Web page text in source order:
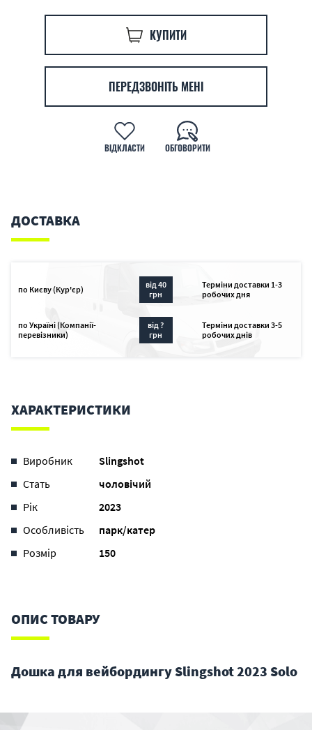
КУПИТИ
ПЕРЕДЗВОНІТЬ МЕНІ
ВІДКЛАСТИ ОБГОВОРИТИ
ДОСТАВКА
по Києву (Кур'єр)
від 40
грн
Терміни доставки 1-3
робочих дня
по Україні (Компанії-
перевізники)
від ?
грн
Терміни доставки 3-5
робочих днів
ХАРАКТЕРИСТИКИ
Виробник
Slingshot
Стать
чоловічий
Рік
2023
Особливість
парк/катер
Розмір
150
ОПИС ТОВАРУ
Дошка для вейбордингу Slingshot 2023 Solo